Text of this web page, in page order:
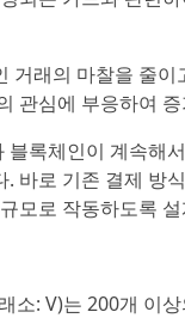
거래의 마찰을 줄
관심에 부응하여
록체인이 계속해
바로 기존 결제 방
모로 작동하도록
소: V)는 200개 이